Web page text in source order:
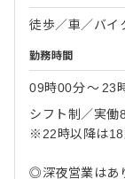
徒歩／車／バイ
勤務時間
09時00分〜 23
シフト制／実働
※22時以降は18
◎深夜営業はあ